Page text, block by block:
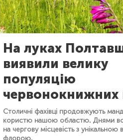
На луках
виявили велику
популяцію
червонокнижних
Столичні фахівці продовжують
користю нашою областю. Днями
на чергову місцевість з унікальною
флорою.